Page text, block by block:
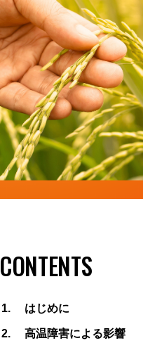
CONTENTS
はじめに
高温障害による影響